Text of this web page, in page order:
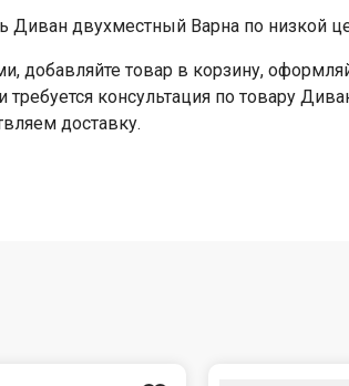
Диван двухместный Варна по низкой
добавляйте товар в корзину,
требуется консультация по товару
доставку.